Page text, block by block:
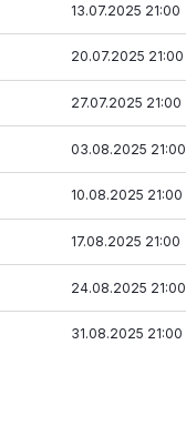
13.07.2025 21:00
20.07.2025 21:00
27.07.2025 21:00
03.08.2025 21:00
10.08.2025 21:00
17.08.2025 21:00
24.08.2025 21:00
31.08.2025 21:00